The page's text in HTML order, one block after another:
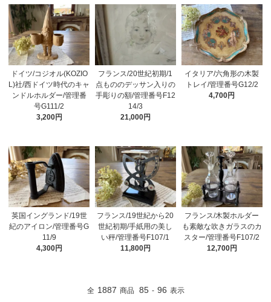
ドイツ/コジオル(KOZIO
L)社/西ドイツ時代のキャ
ンドルホルダー/管理番
号G111/2
3,200円
フランス/20世紀初期/1
点もののデッサン入りの
手彫りの額/管理番号F12
14/3
21,000円
イタリア/六角形の木製
トレイ/管理番号G12/2
4,700円
英国イングランド/19世
紀のアイロン/管理番号G
11/9
4,300円
フランス/19世紀から20
世紀初期/手紙用の美し
い秤/管理番号F107/1
11,800円
フランス/木製ホルダー
も素敵な吹きガラスのカ
スター/管理番号F107/2
12,700円
全 1887 商品 85 - 96 表示